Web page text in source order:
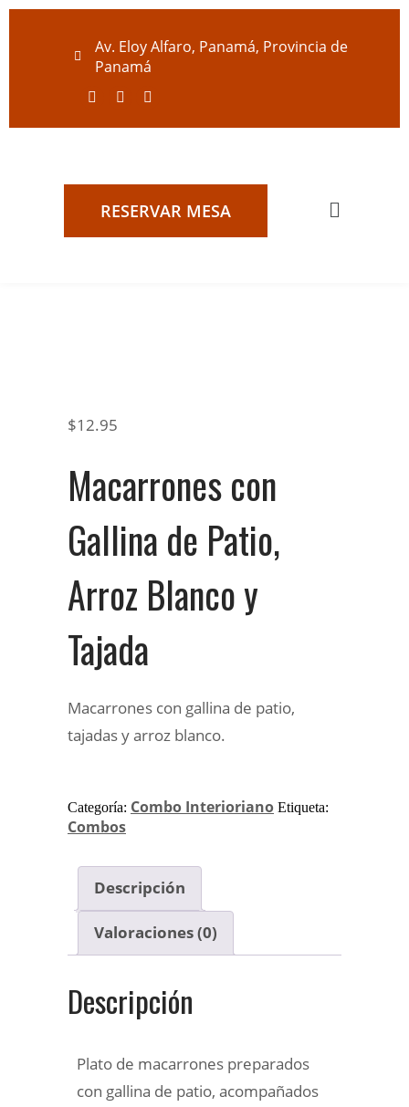
Av. Eloy Alfaro, Panamá, Provincia de
Panamá
RESERVAR MESA
$12.95
Macarrones con
Gallina de Patio,
Arroz Blanco y
Tajada
Macarrones con gallina de patio,
tajadas y arroz blanco.
Categoría: Combo Interioriano Etiqueta:
Combos
Descripción
Valoraciones (0)
Descripción
Plato de macarrones preparados
con gallina de patio, acompañados